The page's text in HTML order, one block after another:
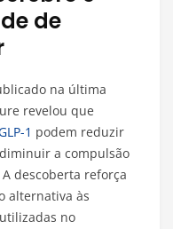
de
na última
revelou que
1 podem reduzir
a compulsão
descoberta reforça
alternativa às
no